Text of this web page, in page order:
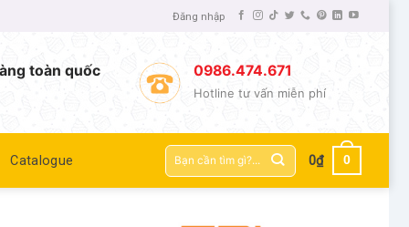
Đăng nhập
toàn quốc 0986.474.671
Hotline tư vấn miễn phí
Catalogue
Tìm
kiếm:
0₫ 0